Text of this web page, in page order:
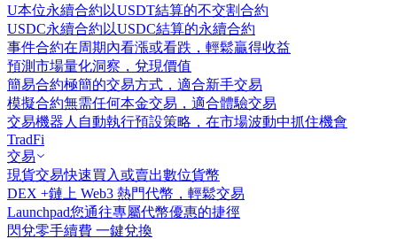
U本位永續合約 以USDT結算的不交割合約
USDC永續合約 以USDC結算的永續合約
事件合約在周期內看漲或看跌，輕鬆贏得收益
預測市場量化洞察，兌現價值
簡易合約極簡的交易方式，適合新手交易
模擬合約無需任何本金交易，適合體驗交易
交易機器人 自動執行預設策略，在市場波動中抓住機會
TradFi
交易
現貨交易快速買入或賣出數位貨幣
DEX +鏈上 Web3 熱門代幣，輕鬆交易
Launchpad您通往專屬代幣優惠的捷徑
閃兌零手續費 一鍵兌換